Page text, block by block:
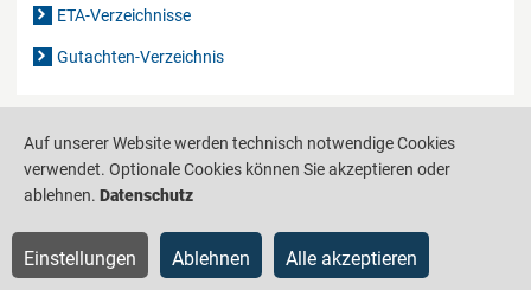
ETA-Verzeichnisse
Gutachten-Verzeichnis
Barrierefreiheit Sitemap
Auf unserer Website werden technisch notwendige Cookies
verwendet. Optionale Cookies können Sie akzeptieren oder
ablehnen. Datenschutz
Einstellungen Ablehnen Alle akzeptieren